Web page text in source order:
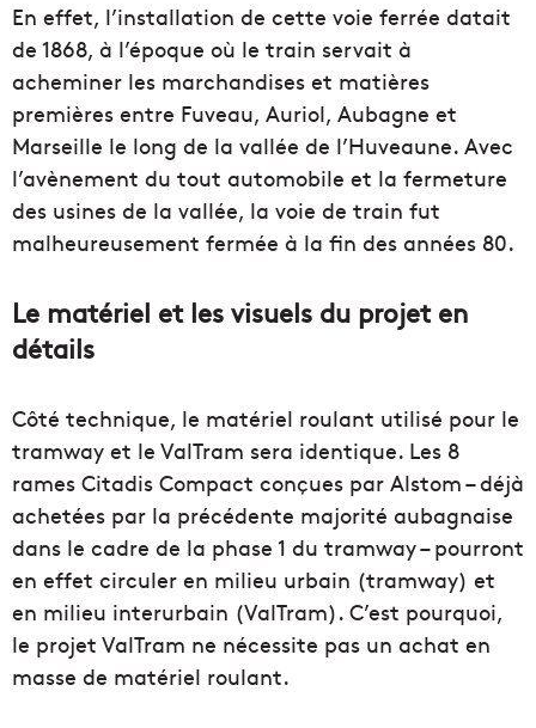
En effet, l’installation de cette voie ferrée datait
de 1868, à l’époque où le train servait à
acheminer les marchandises et matières
premières entre Fuveau, Auriol, Aubagne et
Marseille le long de la vallée de l’Huveaune. Avec
l’avènement du tout automobile et la fermeture
des usines de la vallée, la voie de train fut
malheureusement fermée à la fin des années 80.
Le matériel et les visuels du projet en
détails
Côté technique, le matériel roulant utilisé pour le
tramway et le ValTram sera identique. Les 8
rames Citadis Compact conçues par Alstom – déjà
achetées par la précédente majorité aubagnaise
dans le cadre de la phase 1 du tramway – pourront
en effet circuler en milieu urbain (tramway) et
en milieu interurbain (ValTram). C’est pourquoi,
le projet ValTram ne nécessite pas un achat en
masse de matériel roulant.